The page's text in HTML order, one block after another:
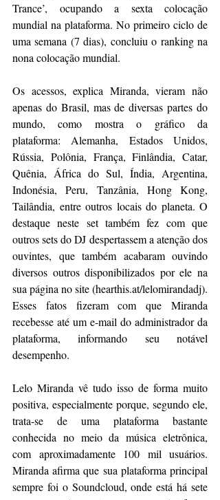
Trance’, ocupando a sexta colocação
mundial na plataforma. No primeiro ciclo de
uma semana (7 dias), concluiu o ranking na
nona colocação mundial.
Os acessos, explica Miranda, vieram não
apenas do Brasil, mas de diversas partes do
mundo, como mostra o gráfico da
plataforma: Alemanha, Estados Unidos,
Rússia, Polônia, França, Finlândia, Catar,
Quênia, África do Sul, Índia, Argentina,
Indonésia, Peru, Tanzânia, Hong Kong,
Tailândia, entre outros locais do planeta. O
destaque neste set também fez com que
outros sets do DJ despertassem a atenção dos
ouvintes, que também acabaram ouvindo
diversos outros disponibilizados por ele na
sua página no site (hearthis.at/lelomirandadj).
Esses fatos fizeram com que Miranda
recebesse até um e-mail do administrador da
plataforma, informando seu notável
desempenho.
Lelo Miranda vê tudo isso de forma muito
positiva, especialmente porque, segundo ele,
trata-se de uma plataforma bastante
conhecida no meio da música eletrônica,
com aproximadamente 100 mil usuários.
Miranda afirma que sua plataforma principal
sempre foi o Soundcloud, onde está há sete